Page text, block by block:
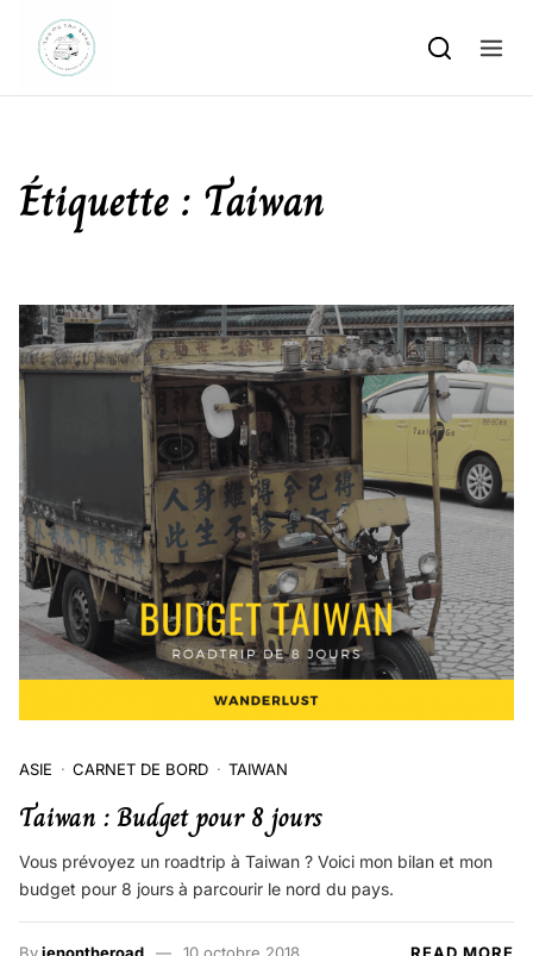
Skip to content
Étiquette : Taiwan
ASIE CARNET DE BORD TAIWAN
Taiwan : Budget pour 8 jours
Vous prévoyez un roadtrip à Taiwan ? Voici mon bilan et mon
budget pour 8 jours à parcourir le nord du pays.